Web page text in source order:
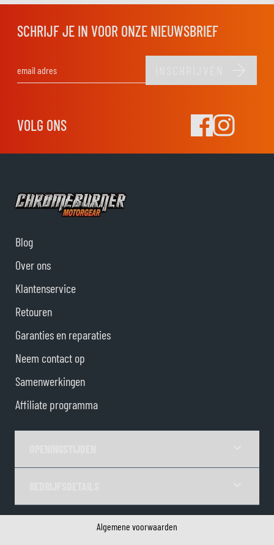
SCHRIJF JE IN VOOR ONZE NIEUWSBRIEF
VOLG ONS
Blog
Over ons
Klantenservice
Retouren
Garanties en reparaties
Neem contact op
Samenwerkingen
Affiliate programma
Algemene voorwaarden